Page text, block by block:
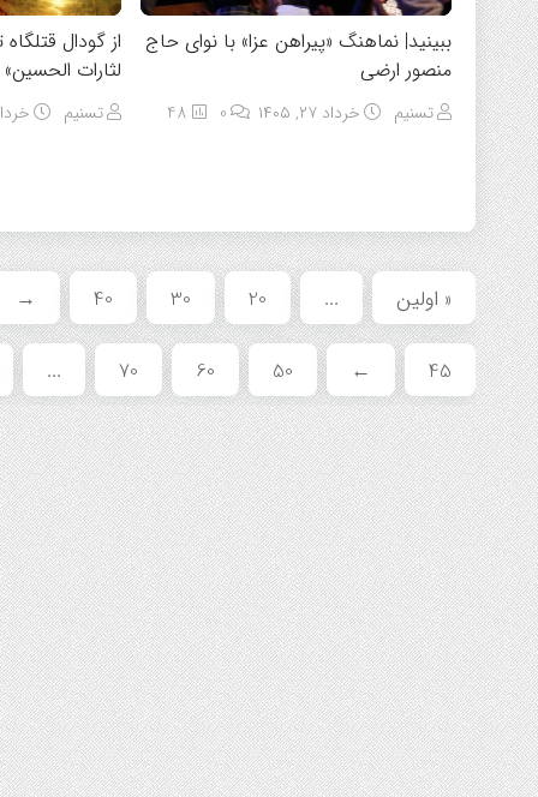
ببینید| نماهنگ «پیراهن عزا» با نوای حاج
منصور ارضی
تسنیم خرداد ۲۷, ۱۴۰۵ 0
48
از گودال
لثارات
تسنیم خرداد
« اولین ...
20
30
40
→
45
←
50
60
70
...